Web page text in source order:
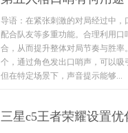
导语：在紧张刺激的对局经过中
配合队友等多重功能。合理利用
合，从而提升整体对局节奏与胜
个，通过角色发出口哨声，可以
但在特定场景下，声音提示能够...
三星c5王者荣耀设置